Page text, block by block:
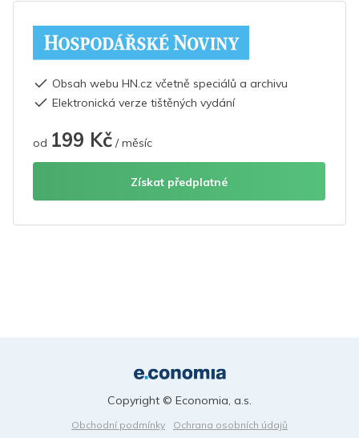
Obsah webu HN.cz včetně speciálů a archivu
Elektronická verze tištěných vydání
od 199 Kč / měsíc
Získat předplatné
Obchodní podmínky
Ochrana osobních údajů
Copyright © Economia, a.s.